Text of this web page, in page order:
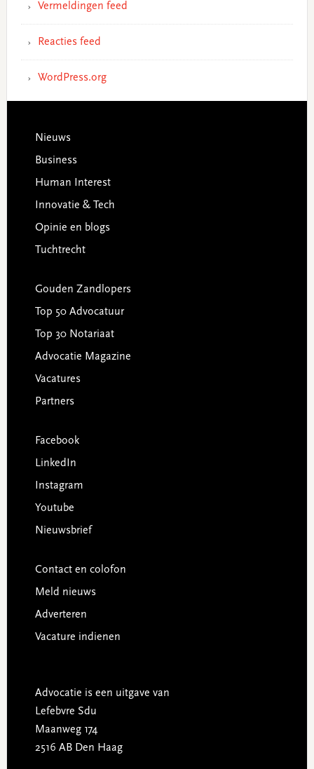
Vermeldingen feed
Reacties feed
WordPress.org
Footer
Nieuws
Business
Human Interest
Innovatie & Tech
Opinie en blogs
Tuchtrecht
Gouden Zandlopers
Top 50 Advocatuur
Top 30 Notariaat
Advocatie Magazine
Vacatures
Partners
Facebook
LinkedIn
Instagram
Youtube
Nieuwsbrief
Contact en colofon
Meld nieuws
Adverteren
Vacature indienen
Advocatie is een uitgave van
Lefebvre Sdu
Maanweg 174
2516 AB Den Haag